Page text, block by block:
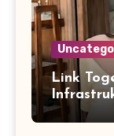
Link
Lebih